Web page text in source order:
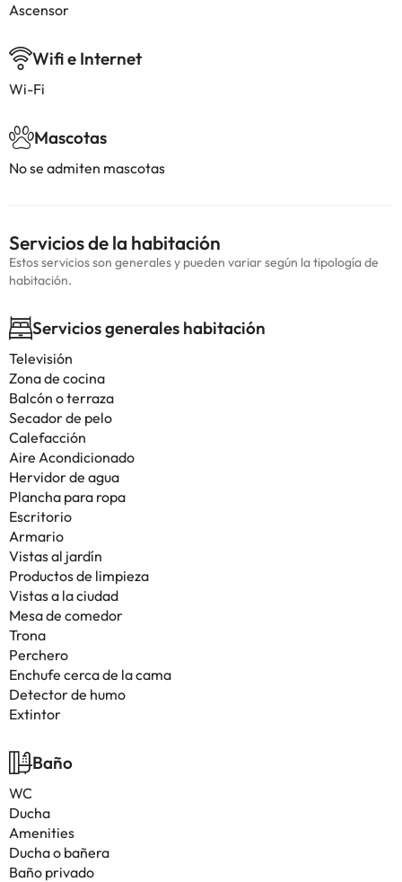
Ascensor
Wifi e Internet
Wi-Fi
Mascotas
No se admiten mascotas
Servicios de la habitación
Estos servicios son generales y pueden variar según la tipología de
habitación.
Servicios generales habitación
Televisión
Zona de cocina
Balcón o terraza
Secador de pelo
Calefacción
Aire Acondicionado
Hervidor de agua
Plancha para ropa
Escritorio
Armario
Vistas al jardín
Productos de limpieza
Vistas a la ciudad
Mesa de comedor
Trona
Perchero
Enchufe cerca de la cama
Detector de humo
Extintor
Baño
WC
Ducha
Amenities
Ducha o bañera
Baño privado